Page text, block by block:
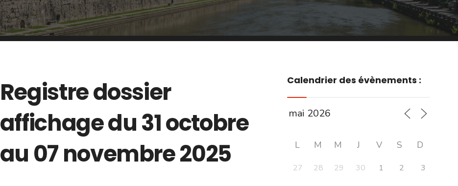
Registre dossier
affichage du 31 octobre
au 07 novembre 2025
Calendrier des évènements :
L M M J V S D
27 28 29 30 1 2
3